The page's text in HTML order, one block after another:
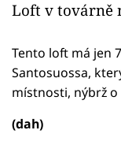
Loft v továrně
Tento loft má jen
Santosuossa,
místnosti, nýbrž
(dah)